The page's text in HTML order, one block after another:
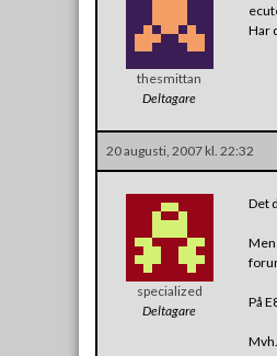
thesmittan
Deltagare
Har
20 augusti, 2007 kl. 22:32
specialized
Deltagare
Det
Men
På